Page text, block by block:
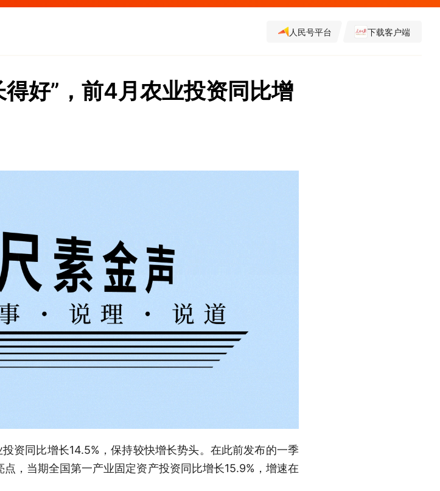
人民号平台 下载客户端
得好”，前4月农业投资同比增
资同比增长14.5%，保持较快增长势头。在此前发布的一季
，当期全国第一产业固定资产投资同比增长15.9%，增速在